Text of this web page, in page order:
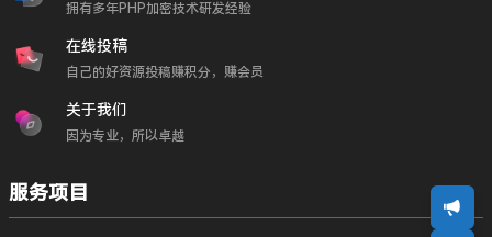
拥有多年PHP加密技术研发经验
在线投稿
自己的好资源投稿赚积分，赚会员
关于我们
因为专业，所以卓越
服务项目